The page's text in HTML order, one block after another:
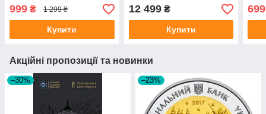
999 ₴ 1 299 ₴
Купити
12 499₴
Купити
699
Акційні пропозиції та новинки
–30% –23%